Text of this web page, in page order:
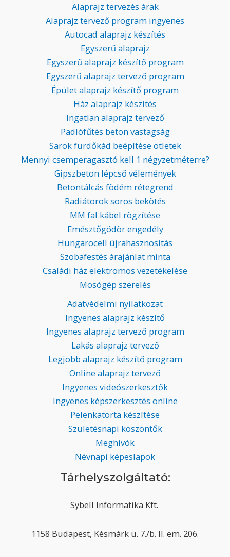
Alaprajz tervezés árak
Alaprajz tervező program ingyenes
Autocad alaprajz készítés
Egyszerű alaprajz
Egyszerű alaprajz készítő program
Egyszerű alaprajz tervező program
Épület alaprajz készítő program
Ház alaprajz készítés
Ingatlan alaprajz tervező
Padlófűtés beton vastagság
Sarok fürdőkád beépítése ötletek
Mennyi csemperagasztó kell 1 négyzetméterre?
Gipszbeton lépcső vélemények
Betontálcás födém rétegrend
Radiátorok soros bekötés
MM fal kábel rögzítése
Emésztőgödör engedély
Hungarocell újrahasznosítás
Szobafestés árajánlat minta
Családi ház elektromos vezetékelése
Mosógép szerelés
Adatvédelmi nyilatkozat
Ingyenes alaprajz készítő
Ingyenes alaprajz tervező program
Lakás alaprajz tervező
Legjobb alaprajz készítő program
Online alaprajz tervező
Ingyenes videószerkesztők
Ingyenes képszerkesztés online
Pelenkatorta készítése
Születésnapi köszöntők
Meghívók
Névnapi képeslapok
Tárhelyszolgáltató:
Sybell Informatika Kft.
1158 Budapest, Késmárk u. 7./b. II. em. 206.